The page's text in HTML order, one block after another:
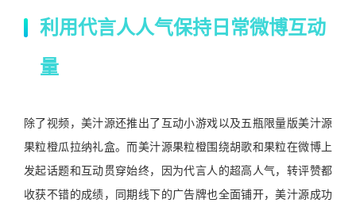
利用代言人人气保持日常微博互动
量
除了视频，美汁源还推出了互动小游戏以及五瓶限量版美汁源
果粒橙瓜拉纳礼盒。而美汁源果粒橙围绕胡歌和果粒在微博上
发起话题和互动贯穿始终，因为代言人的超高人气，转评赞都
收获不错的成绩，同期线下的广告牌也全面铺开，美汁源成功